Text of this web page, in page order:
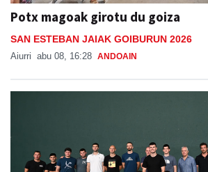
Potx magoak girotu du goiza
SAN ESTEBAN JAIAK GOIBURUN 2026
Aiurri abu 08, 16:28 ANDOAIN